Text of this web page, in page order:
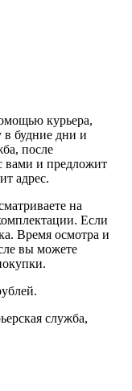
курьера,
в будние дни и
после
вами и предложит
адрес.
на
Если
Время осмотра и
вы можете
служба,